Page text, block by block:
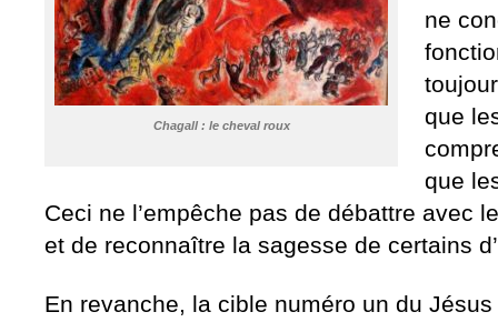
Chagall : le cheval roux
ne
que
que
Ceci ne l’empêche pas de débattre avec
et de reconnaître la sagesse de certains
En revanche, la cible numéro un du